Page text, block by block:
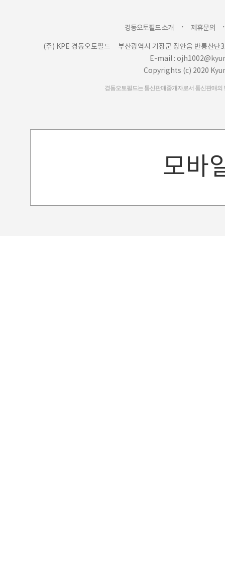
경동오토필드 소개 ㆍ 제휴문의
(주) KPE 경동오토필드
부산광역시 기장군 장안읍 반룡산단
E-mail :
Copyrights (c) 2020
경동오토필드는 통신판매중개자로서 통신판매의
모바